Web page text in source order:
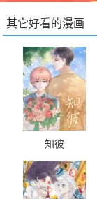
其它好看的漫画
知彼